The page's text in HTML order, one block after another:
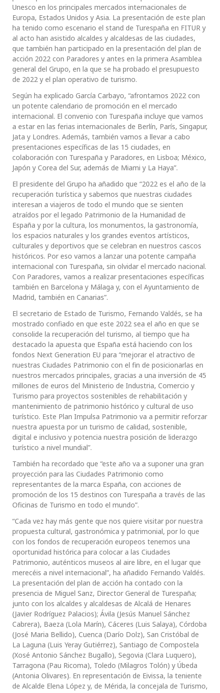
Unesco en los principales mercados internacionales de
Europa, Estados Unidos y Asia. La presentación de este plan
ha tenido como escenario el stand de Turespaña en FITUR y
al acto han asistido alcaldes y alcaldesas de las ciudades,
que también han participado en la presentación del plan de
acción 2022 con Paradores y antes en la primera Asamblea
general del Grupo, en la que se ha probado el presupuesto
de 2022 y el plan operativo de turismo.
Según ha explicado García Carbayo, “afrontamos 2022 con
un potente calendario de promoción en el mercado
internacional. El convenio con Turespaña incluye que vamos
a estar en las ferias internacionales de Berlín, París, Singapur,
Jata y Londres. Además, también vamos a llevar a cabo
presentaciones específicas de las 15 ciudades, en
colaboración con Turespaña y Paradores, en Lisboa; México,
Japón y Corea del Sur, además de Miami y La Haya”.
El presidente del Grupo ha añadido que “2022 es el año de la
recuperación turística y sabemos que nuestras ciudades
interesan a viajeros de todo el mundo que se sienten
atraídos por el legado Patrimonio de la Humanidad de
España y por la cultura, los monumentos, la gastronomía,
los espacios naturales y los grandes eventos artísticos,
culturales y deportivos que se celebran en nuestros cascos
históricos. Por eso vamos a lanzar una potente campaña
internacional con Turespaña, sin olvidar el mercado nacional.
Con Paradores, vamos a realizar presentaciones específicas
también en Barcelona y Málaga y, con el Ayuntamiento de
Madrid, también en Canarias”.
El secretario de Estado de Turismo, Fernando Valdés, se ha
mostrado confiado en que este 2022 sea el año en que se
consolide la recuperación del turismo, al tiempo que ha
destacado la apuesta que España está haciendo con los
fondos Next Generation EU para “mejorar el atractivo de
nuestras Ciudades Patrimonio con el fin de posicionarlas en
nuestros mercados principales, gracias a una inversión de 45
millones de euros del Ministerio de Industria, Comercio y
Turismo para proyectos sostenibles de rehabilitación y
mantenimiento de patrimonio histórico y cultural de uso
turístico. Este Plan Impulsa Patrimonio va a permitir reforzar
nuestra apuesta por un turismo de calidad, sostenible,
digital e inclusivo y potencia nuestra posición de liderazgo
turístico a nivel mundial”.
También ha recordado que “este año va a suponer una gran
proyección para las Ciudades Patrimonio como
representantes de la marca España, con acciones de
promoción de los 15 destinos con Turespaña a través de las
Oficinas de Turismo en todo el mundo”.
“Cada vez hay más gente que nos quiere visitar por nuestra
propuesta cultural, gastronómica y patrimonial, por lo que
con los fondos de recuperación europeos tenemos una
oportunidad histórica para colocar a las Ciudades
Patrimonio, auténticos museos al aire libre, en el lugar que
merecéis a nivel internacional”, ha añadido Fernando Valdés.
La presentación del plan de acción ha contado con la
presencia de Miguel Sanz, Director General de Turespaña;
junto con los alcaldes y alcaldesas de Alcalá de Henares
(Javier Rodríguez Palacios); Ávila (Jesús Manuel Sánchez
Cabrera), Baeza (Lola Marín), Cáceres (Luis Salaya), Córdoba
(José Maria Bellido), Cuenca (Darío Dolz), San Cristóbal de
La Laguna (Luis Yeray Gutiérrez), Santiago de Compostela
(Xosé Antonio Sánchez Bugallo), Segovia (Clara Luquero),
Tarragona (Pau Ricoma), Toledo (Milagros Tolón) y Úbeda
(Antonia Olivares). En representación de Eivissa, la teniente
de Alcalde Elena López y, de Mérida, la concejala de Turismo,